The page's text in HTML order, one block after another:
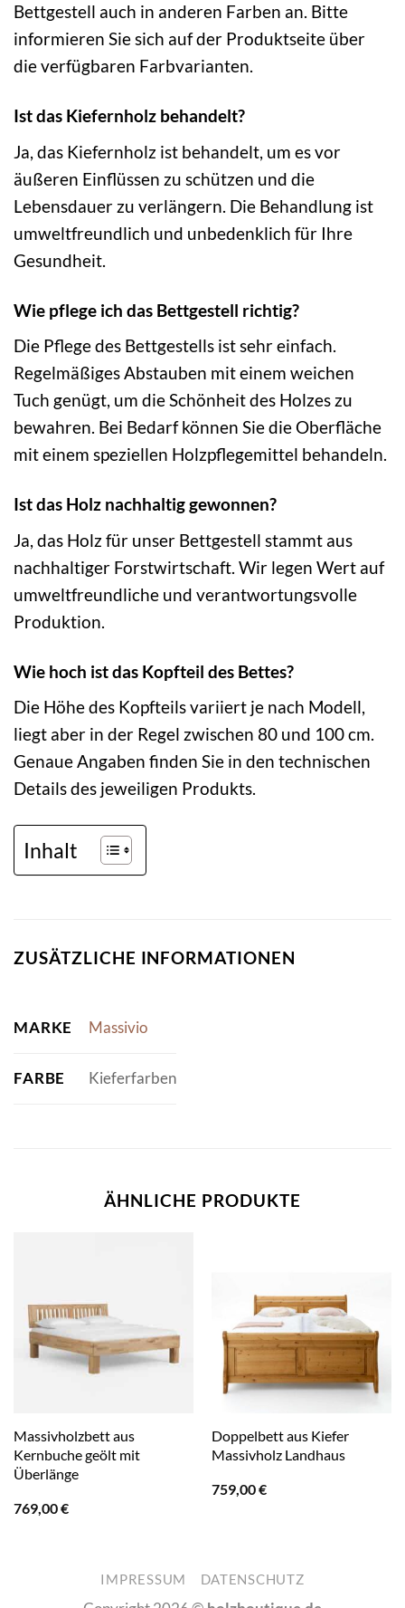
Bettgestell auch in anderen Farben an. Bitte
informieren Sie sich auf der Produktseite über
die verfügbaren Farbvarianten.
Ist das Kiefernholz behandelt?
Ja, das Kiefernholz ist behandelt, um es vor
äußeren Einflüssen zu schützen und die
Lebensdauer zu verlängern. Die Behandlung ist
umweltfreundlich und unbedenklich für Ihre
Gesundheit.
Wie pflege ich das Bettgestell richtig?
Die Pflege des Bettgestells ist sehr einfach.
Regelmäßiges Abstauben mit einem weichen
Tuch genügt, um die Schönheit des Holzes zu
bewahren. Bei Bedarf können Sie die Oberfläche
mit einem speziellen Holzpflegemittel behandeln.
Ist das Holz nachhaltig gewonnen?
Ja, das Holz für unser Bettgestell stammt aus
nachhaltiger Forstwirtschaft. Wir legen Wert auf
umweltfreundliche und verantwortungsvolle
Produktion.
Wie hoch ist das Kopfteil des Bettes?
Die Höhe des Kopfteils variiert je nach Modell,
liegt aber in der Regel zwischen 80 und 100 cm.
Genaue Angaben finden Sie in den technischen
Details des jeweiligen Produkts.
Inhalt
ZUSÄTZLICHE INFORMATIONEN
MARKE Massivio
FARBE Kieferfarben
ÄHNLICHE PRODUKTE
Massivholzbett aus
Kernbuche geölt mit
Überlänge
769,00€
Doppelbett aus Kiefer
Massivholz Landhaus
759,00€
IMPRESSUM DATENSCHUTZ